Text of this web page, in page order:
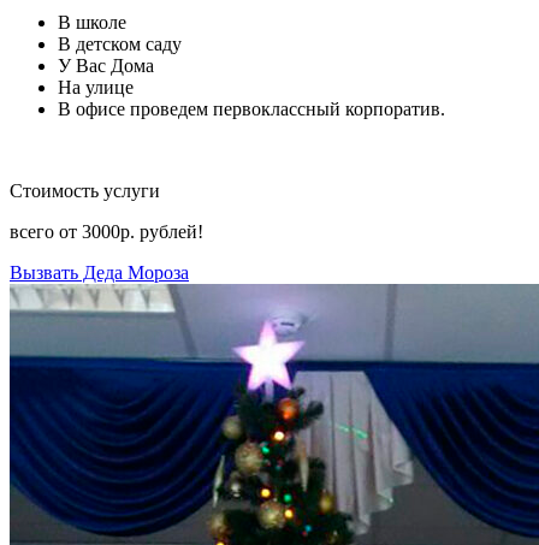
В школе
В детском саду
У Вас Дома
На улице
В офисе проведем первоклассный корпоратив.
Стоимость услуги
всего от 3000р. рублей!
Вызвать Деда Мороза